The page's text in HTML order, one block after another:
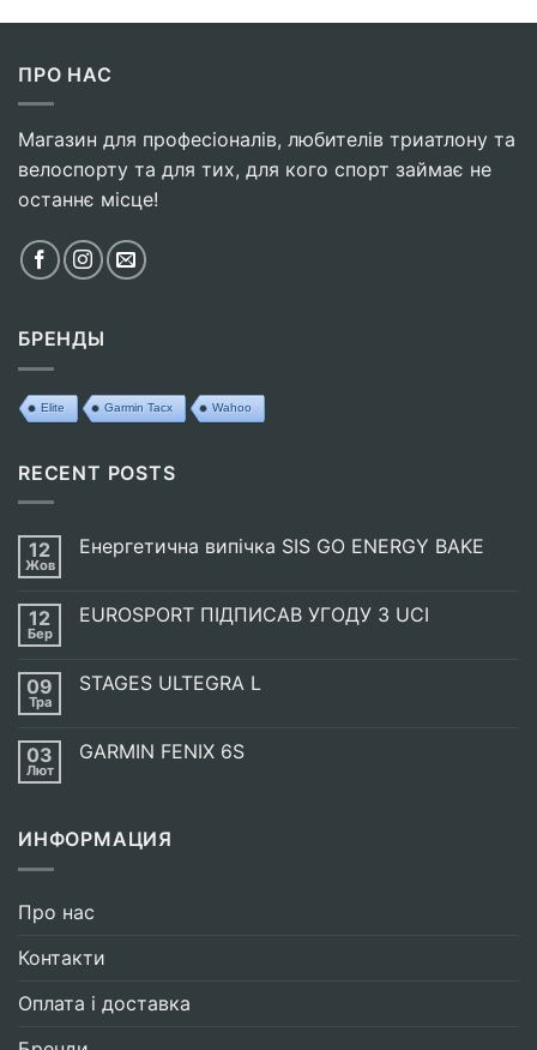
ПРО НАС
Магазин для професіоналів, любителів триатлону та
велоспорту та для тих, для кого спорт займає не
останнє місце!
БРЕНДЫ
Elite Garmin Tacx Wahoo
RECENT POSTS
12
Жов
Енергетична випічка SIS GO ENERGY BAKE
Енергетична
ENERGY
BAKE
12
Бер
EUROSPORT ПІДПИСАВ УГОДУ З UCI
EUROSPORT
UCI
09
Тра
STAGES ULTEGRA L
STAGES
03
Лют
GARMIN FENIX 6S
FENIX
ИНФОРМАЦИЯ
Про нас
Контакти
Оплата і доставка